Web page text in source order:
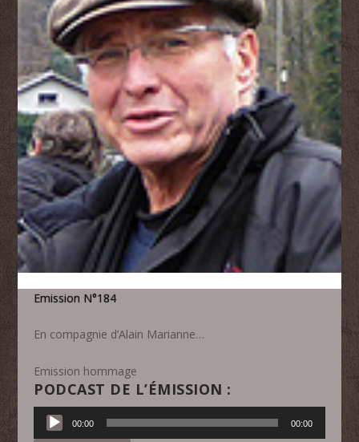
Emission N°184
En compagnie d’Alain Marianne…
Emission hommage
PODCAST DE L’ÉMISSION :
Lecteur
audio
00:00 00:00